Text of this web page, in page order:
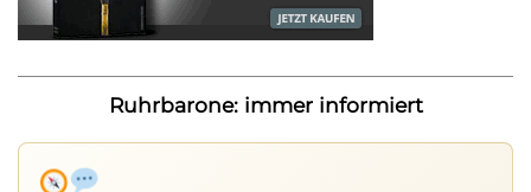
Ruhrbarone: immer informiert